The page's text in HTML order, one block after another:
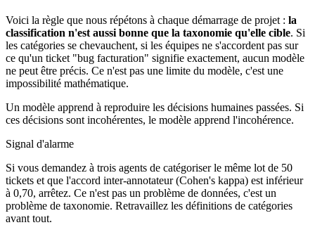
Voici la règle que nous répétons à chaque démarrage de projet : la
classification n'est aussi bonne que la taxonomie qu'elle cible. Si
les catégories se chevauchent, si les équipes ne s'accordent pas sur
ce qu'un ticket "bug facturation" signifie exactement, aucun modèle
ne peut être précis. Ce n'est pas une limite du modèle, c'est une
impossibilité mathématique.
Un modèle apprend à reproduire les décisions humaines passées. Si
ces décisions sont incohérentes, le modèle apprend l'incohérence.
Signal d'alarme
Si vous demandez à trois agents de catégoriser le même lot de 50
tickets et que l'accord inter-annotateur (Cohen's kappa) est inférieur
à 0,70, arrêtez. Ce n'est pas un problème de données, c'est un
problème de taxonomie. Retravaillez les définitions de catégories
avant tout.